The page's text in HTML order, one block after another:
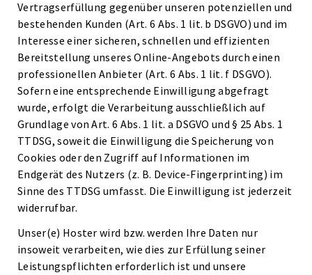
Vertragserfüllung gegenüber unseren potenziellen und
bestehenden Kunden (Art. 6 Abs. 1 lit. b DSGVO) und im
Interesse einer sicheren, schnellen und effizienten
Bereitstellung unseres Online-Angebots durch einen
professionellen Anbieter (Art. 6 Abs. 1 lit. f DSGVO).
Sofern eine entsprechende Einwilligung abgefragt
wurde, erfolgt die Verarbeitung ausschließlich auf
Grundlage von Art. 6 Abs. 1 lit. a DSGVO und § 25 Abs. 1
TTDSG, soweit die Einwilligung die Speicherung von
Cookies oder den Zugriff auf Informationen im
Endgerät des Nutzers (z. B. Device-Fingerprinting) im
Sinne des TTDSG umfasst. Die Einwilligung ist jederzeit
widerrufbar.
Unser(e) Hoster wird bzw. werden Ihre Daten nur
insoweit verarbeiten, wie dies zur Erfüllung seiner
Leistungspflichten erforderlich ist und unsere